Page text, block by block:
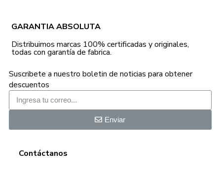
GARANTIA ABSOLUTA
Distribuimos marcas 100% certificadas y originales,
todas con garantía de fabrica.
Suscribete a nuestro boletin de noticias para obtener
descuentos
Enviar
Contáctanos